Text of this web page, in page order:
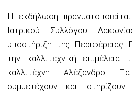
Η εκδήλωση
Ιατρικού Συλλόγου
υποστήριξη της Περιφέρειας
την καλλιτεχνική
καλλιτέχνη Αλέξανδρο
συμμετέχουν και